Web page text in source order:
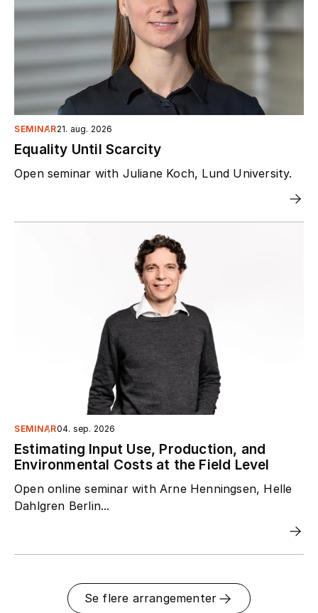
SEMINAR21. aug. 2026
Equality Until Scarcity
Open seminar with Juliane Koch, Lund University.
SEMINAR04. sep. 2026
Estimating Input Use, Production, and
Environmental Costs at the Field Level
Open online seminar with Arne Henningsen, Helle
Dahlgren Berlin...
Se flere arrangementer